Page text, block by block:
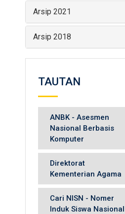
Arsip 2021
Arsip 2018
TAUTAN
ANBK - Asesmen
Nasional Berbasis
Komputer
Direktorat
Kementerian Agama
Cari NISN - Nomer
Induk Siswa Nasional